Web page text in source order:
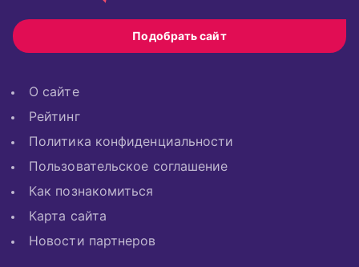
Подобрать сайт
О сайте
Рейтинг
Политика конфиденциальности
Пользовательское соглашение
Как познакомиться
Карта сайта
Новости партнеров